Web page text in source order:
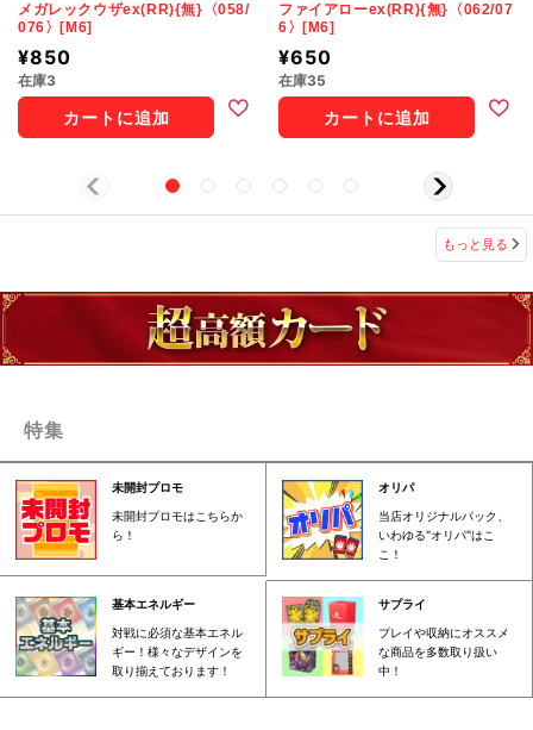
メガレックウザex(RR){無}〈058/
076〉[M6]
¥850
在庫3
カートに追加
ファイアローex(RR){無}〈062/07
6〉[M6]
¥650
在庫35
カートに追加
もっと見る
特集
未開封プロモ
未開封プロモはこちらか
ら！
オリパ
当店オリジナルパック、
いわゆる"オリパ"はこ
こ！
基本エネルギー
対戦に必須な基本エネル
ギー！様々なデザインを
取り揃えております！
サプライ
プレイや収納にオススメ
な商品を多数取り扱い
中！